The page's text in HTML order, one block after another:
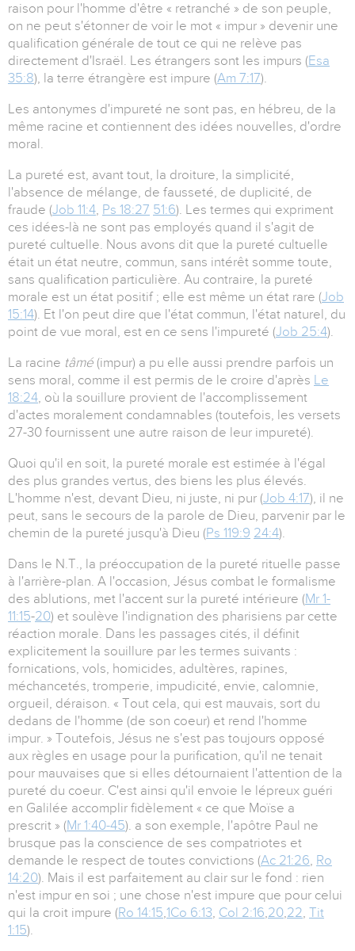
raison pour l'homme d'être « retranché » de son peuple,
on ne peut s'étonner de voir le mot « impur » devenir une
qualification générale de tout ce qui ne relève pas
directement d'Israël. Les étrangers sont les impurs (Esa
35:8), la terre étrangère est impure (Am 7:17).
Les antonymes d'impureté ne sont pas, en hébreu, de la
même racine et contiennent des idées nouvelles, d'ordre
moral.
La pureté est, avant tout, la droiture, la simplicité,
l'absence de mélange, de fausseté, de duplicité, de
fraude (Job 11:4, Ps 18:27 51:6). Les termes qui expriment
ces idées-là ne sont pas employés quand il s'agit de
pureté cultuelle. Nous avons dit que la pureté cultuelle
était un état neutre, commun, sans intérêt somme toute,
sans qualification particulière. Au contraire, la pureté
morale est un état positif ; elle est même un état rare (Job
15:14). Et l'on peut dire que l'état commun, l'état naturel, du
point de vue moral, est en ce sens l'impureté (Job 25:4).
La racine tâmé (impur) a pu elle aussi prendre parfois un
sens moral, comme il est permis de le croire d'après Le
18:24, où la souillure provient de l'accomplissement
d'actes moralement condamnables (toutefois, les versets
27-30 fournissent une autre raison de leur impureté).
Quoi qu'il en soit, la pureté morale est estimée à l'égal
des plus grandes vertus, des biens les plus élevés.
L'homme n'est, devant Dieu, ni juste, ni pur (Job 4:17), il ne
peut, sans le secours de la parole de Dieu, parvenir par le
chemin de la pureté jusqu'à Dieu (Ps 119:9 24:4).
Dans le N.T., la préoccupation de la pureté rituelle passe
à l'arrière-plan. A l'occasion, Jésus combat le formalisme
des ablutions, met l'accent sur la pureté intérieure (Mr 1-
11:15-20) et soulève l'indignation des pharisiens par cette
réaction morale. Dans les passages cités, il définit
explicitement la souillure par les termes suivants :
fornications, vols, homicides, adultères, rapines,
méchancetés, tromperie, impudicité, envie, calomnie,
orgueil, déraison. « Tout cela, qui est mauvais, sort du
dedans de l'homme (de son coeur) et rend l'homme
impur. » Toutefois, Jésus ne s'est pas toujours opposé
aux règles en usage pour la purification, qu'il ne tenait
pour mauvaises que si elles détournaient l'attention de la
pureté du coeur. C'est ainsi qu'il envoie le lépreux guéri
en Galilée accomplir fidèlement « ce que Moïse a
prescrit » (Mr 1:40-45). a son exemple, l'apôtre Paul ne
brusque pas la conscience de ses compatriotes et
demande le respect de toutes convictions (Ac 21:26, Ro
14:20). Mais il est parfaitement au clair sur le fond : rien
n'est impur en soi ; une chose n'est impure que pour celui
qui la croit impure (Ro 14:15,1Co 6:13, Col 2:16,20,22, Tit
1:15).